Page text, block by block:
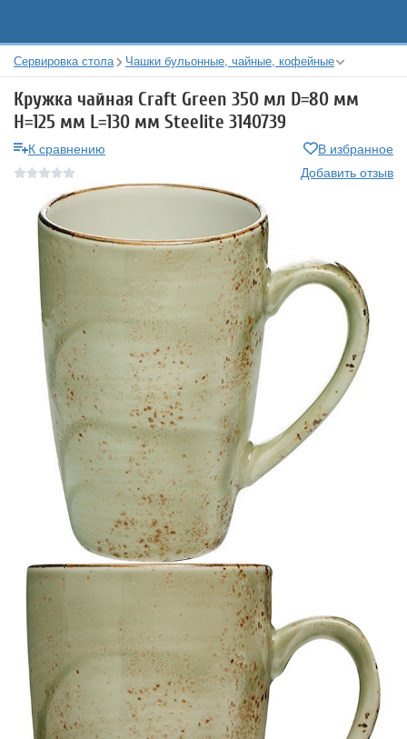
Сервировка стола Чашки бульонные, чайные, кофейные
Кружка чайная Craft Green 350 мл D=80 мм
H=125 мм L=130 мм Steelite 3140739
К сравнению
В избранное
Добавить отзыв